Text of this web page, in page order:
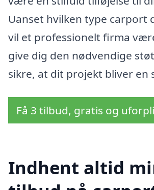
Uanset hvilken type carport
vil et professionelt firma
give dig den nødvendige
sikre, at dit projekt bliver en
Få 3 tilbud, gratis og
Indhent altid